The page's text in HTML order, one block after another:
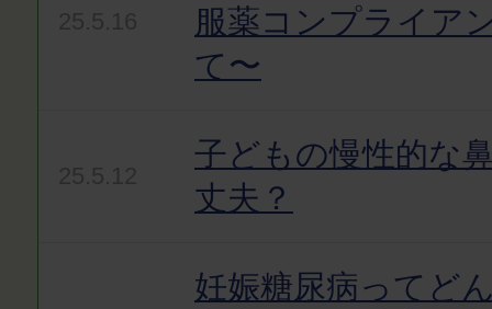
服薬コンプライア
て〜
子どもの慢性的な
丈夫？
妊娠糖尿病ってど